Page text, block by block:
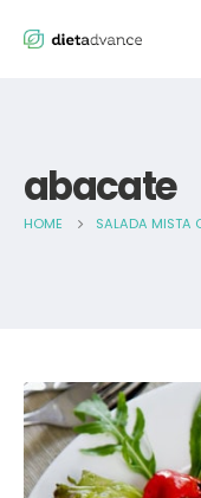
abacate
HOME SALADA MISTA